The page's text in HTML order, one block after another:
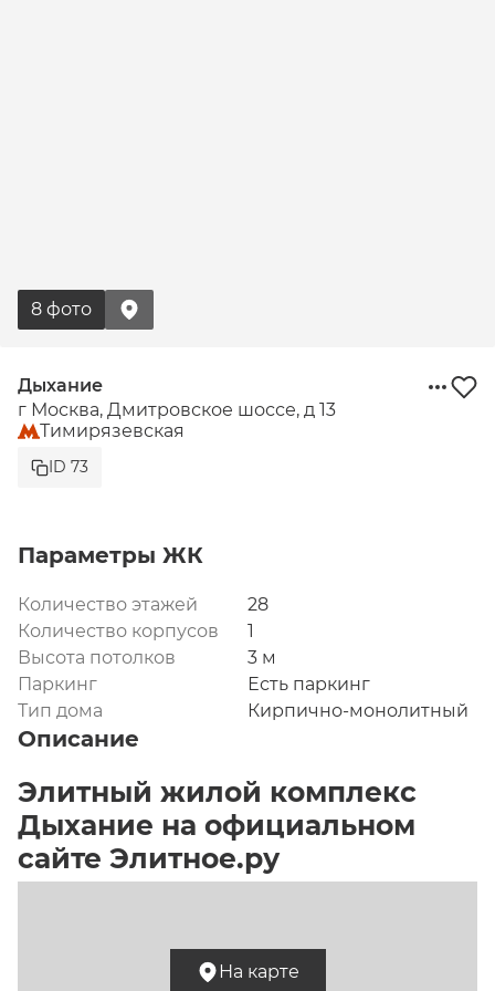
8 фото
Дыхание
г Москва, Дмитровское шоссе, д 13
Тимирязевская
ID 73
Параметры ЖК
Количество этажей
28
Количество корпусов
1
Высота потолков
3 м
Паркинг
Есть паркинг
Тип дома
Кирпично-монолитный
Описание
Элитный жилой комплекс
Дыхание на официальном
сайте Элитное.ру
площадку в 7,3 га возле Дмитровского шоссе в
одном из спокойных и благоустроенных
На карте